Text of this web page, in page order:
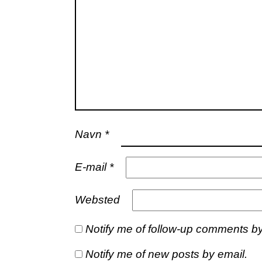
Navn *
E-mail *
Websted
Notify me of follow-up comments
Notify me of new posts by email.